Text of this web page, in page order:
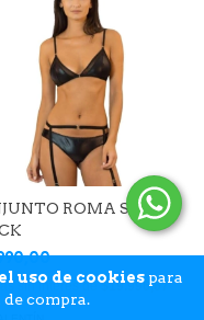
uso de cookiespara
compra.
ROMA SEXY
sin interés de$19.996,67